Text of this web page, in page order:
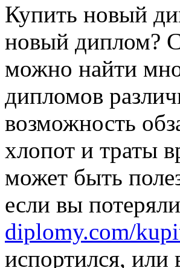
Купить нoвый
новый диплом?
можно найти
дипломов
возможность
хлопот и траты
может быть
если вы
diplomy.com/
испортился,